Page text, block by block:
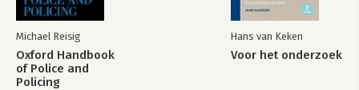
Bekijk alle boeken
Michael Reisig
Oxford Handbook
of Police and
Policing
Hans van Keken
Voor het onderzoek